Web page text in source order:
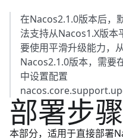
在Nacos2.1.0版本后，
法支持从Nacos1.X版本
要使用平滑升级能力，
Nacos2.1.0版本，需
中设置配置
部署步骤
本部分，适用于直接部署